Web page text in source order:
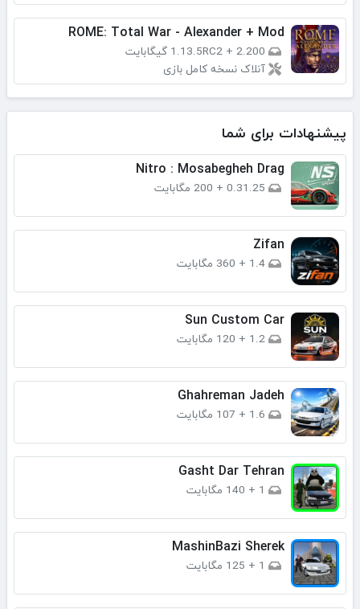
ROME: Total War - Alexander + Mod
1.13.5RC2 + 2.200 گیگابایت
آنلاک نسخه کامل بازی
پیشنهادات برای شما
Nitro : Mosabegheh Drag
0.31.25
+ 200 مگابایت
Zifan
1.4
+ 360 مگابایت
Sun Custom Car
1.2
+ 120 مگابایت
Ghahreman Jadeh
1.6
+ 107 مگابایت
Gasht Dar Tehran
1
+ 140 مگابایت
MashinBazi Sherek
1
+ 125 مگابایت